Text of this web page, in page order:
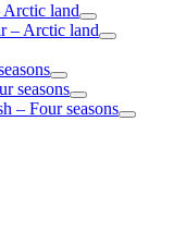
land
– Arctic land
seasons
– Four seasons